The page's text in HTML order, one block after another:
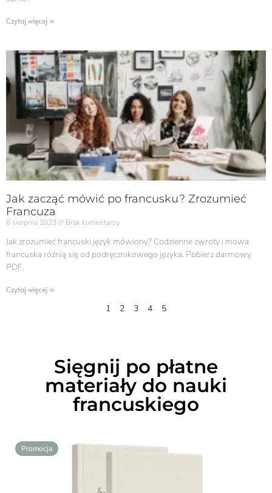
Czytaj więcej »
Jak zacząć mówić po francusku? Zrozumieć
Francuza
6 sierpnia 2023 Brak komentarzy
Jak zrozumieć francuski język mówiony? Codzienne zwroty i mowa
francuska różnią się od podręcznikowego języka. Pobierz darmowy
PDF.
Czytaj więcej »
1 2 3 4 5
Sięgnij po płatne
materiały do nauki
francuskiego
Promocja